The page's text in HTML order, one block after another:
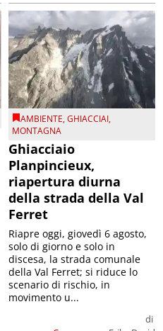
AMBIENTE,GHIACCIAI,
MONTAGNA
Ghiacciaio
Planpincieux,
riapertura diurna
della strada della Val
Ferret
di
Riapre oggi, giovedì 6 agosto,
solo di giorno e solo in
discesa, la strada comunale
della Val Ferret; si riduce lo
scenario di rischio, in
movimento u...